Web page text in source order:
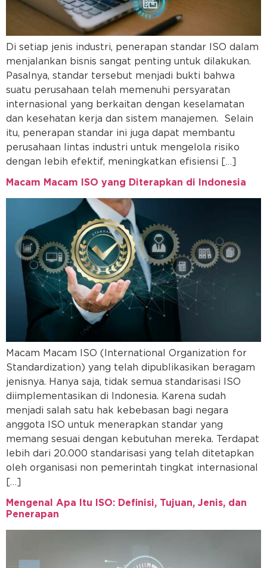
Di setiap jenis industri, penerapan standar ISO dalam
menjalankan bisnis sangat penting untuk dilakukan.
Pasalnya, standar tersebut menjadi bukti bahwa
suatu perusahaan telah memenuhi persyaratan
internasional yang berkaitan dengan keselamatan
dan kesehatan kerja dan sistem manajemen. Selain
itu, penerapan standar ini juga dapat membantu
perusahaan lintas industri untuk mengelola risiko
dengan lebih efektif, meningkatkan efisiensi […]
Macam Macam ISO yang Diterapkan di Indonesia
Macam Macam ISO (International Organization for
Standardization) yang telah dipublikasikan beragam
jenisnya. Hanya saja, tidak semua standarisasi ISO
diimplementasikan di Indonesia. Karena sudah
menjadi salah satu hak kebebasan bagi negara
anggota ISO untuk menerapkan standar yang
memang sesuai dengan kebutuhan mereka. Terdapat
lebih dari 20.000 standarisasi yang telah ditetapkan
oleh organisasi non pemerintah tingkat internasional
[…]
Mengenal Apa Itu ISO: Definisi, Tujuan, Jenis, dan
Penerapan